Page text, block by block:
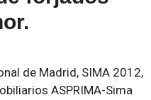
de Madrid, SIMA 2012,
ASPRIMA-Sima